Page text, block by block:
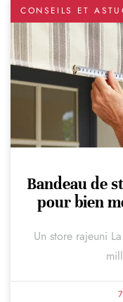
CONSEILS ET
Bandeau de
pour bien
Un store rajeuni